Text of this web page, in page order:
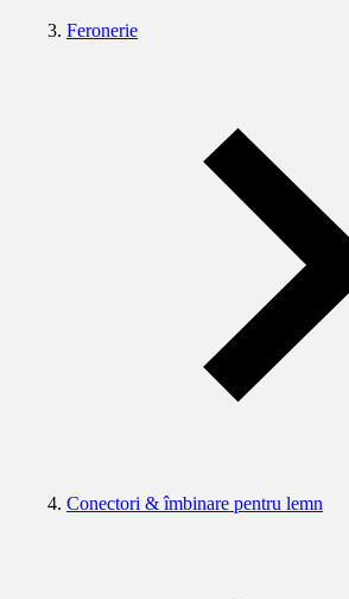
Feronerie
Conectori & îmbinare pentru lemn